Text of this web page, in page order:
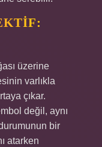
üzerine
varlıkla
çıkar.
değil, aynı
bir
atarken